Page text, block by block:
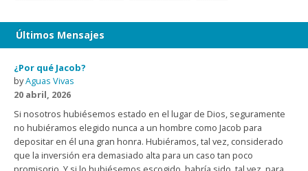
Últimos Mensajes
¿Por qué Jacob?
byAguas Vivas
20 abril, 2026
Si nosotros hubiésemos estado en el lugar de Dios, seguramente
no hubiéramos elegido nunca a un hombre como Jacob para
depositar en él una gran honra. Hubiéramos, tal vez, considerado
que la inversión era demasiado alta para un caso tan poco